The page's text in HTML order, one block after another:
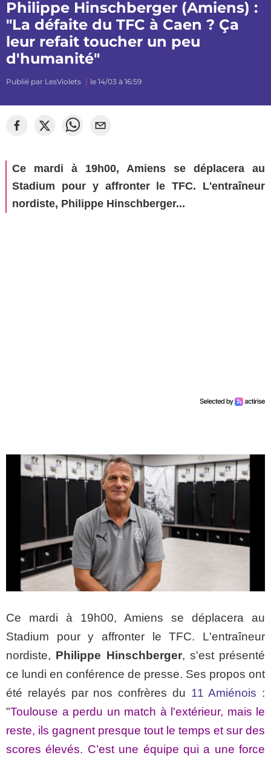
Philippe Hinschberger (Amiens) :
"La défaite du TFC à Caen ? Ça
leur refait toucher un peu
d'humanité"
Publié par LesViolets le 14/03 à 16:59
Ce mardi à 19h00, Amiens se déplacera au
Stadium pour y affronter le TFC. L'entraîneur
nordiste, Philippe Hinschberger...
Ce mardi à 19h00, Amiens se déplacera au
Stadium pour y affronter le TFC. L'entraîneur
nordiste, Philippe Hinschberger, s'est présenté
ce lundi en conférence de presse. Ses propos ont
été relayés par nos confrères du 11 Amiénois :
"Toulouse a perdu un match à l'extérieur, mais le
reste, ils gagnent presque tout le temps et sur des
scores élevés. C’est une équipe qui a une force